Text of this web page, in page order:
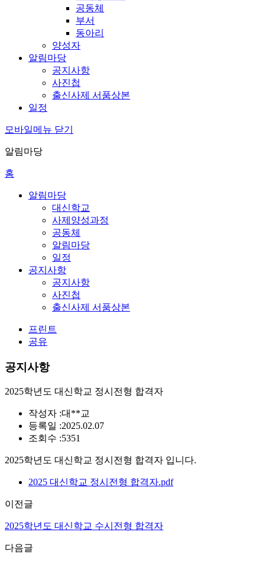
공동체
부서
동아리
양성자
알림마당
공지사항
사진첩
출신사제 서품상본
일정
모바일메뉴 닫기
알림마당
홈
알림마당
대신학교
사제양성과정
공동체
알림마당
일정
공지사항
공지사항
사진첩
출신사제 서품상본
프린트
공유
공지사항
2025학년도 대신학교 정시전형 합격자
작성자 :대**교
등록일 :2025.02.07
조회수 :5351
2025학년도 대신학교 정시전형 합격자 입니다.
2025 대신학교 정시전형 합격자.pdf
이전글
2025학년도 대신학교 수시전형 합격자
다음글